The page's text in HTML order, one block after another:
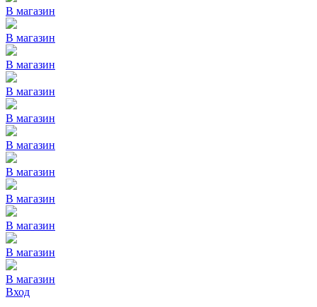
В магазин
В магазин
В магазин
В магазин
В магазин
В магазин
В магазин
В магазин
В магазин
В магазин
В магазин
Вход